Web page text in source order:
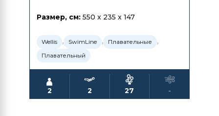
Размер, см: 550 x 235 x 147
Wellis , SwimLine , Плавательные ,
Плавательный
2 2 27 -